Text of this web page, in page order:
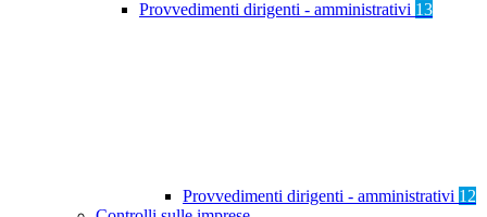
Provvedimenti dirigenti - amministrativi 13
Provvedimenti dirigenti - amministrativi 12